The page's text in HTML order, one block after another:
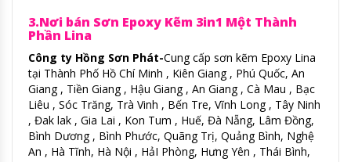
3.Nơi bán Sơn Epoxy Kẽm 3in1 Một Thành
Phần Lina
Công ty Hồng Sơn Phát-Cung cấp sơn kẽm Epoxy Lina
tại Thành Phố Hồ Chí Minh , Kiên Giang , Phú Quốc, An
Giang , Tiền Giang , Hậu Giang , An Giang , Cà Mau , Bạc
Liêu , Sóc Trăng, Trà Vinh , Bến Tre, Vĩnh Long , Tây Ninh
, Đak lak , Gia Lai , Kon Tum , Huế, Đà Nẵng, Lâm Đồng,
Bình Dương , Bình Phước, Quãng Trị, Quảng Bình, Nghệ
An , Hà Tĩnh, Hà Nội , HảI Phòng, Hưng Yên , Thái Bình,